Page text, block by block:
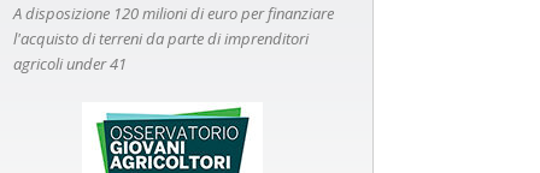
A disposizione 120 milioni di euro per finanziare
l'acquisto di terreni da parte di imprenditori
agricoli under 41